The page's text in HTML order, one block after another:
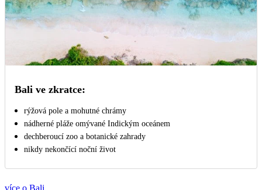
Bali ve zkratce:
rýžová pole a mohutné chrámy
nádherné pláže omývané Indickým oceánem
dechberoucí zoo a botanické zahrady
nikdy nekončící noční život